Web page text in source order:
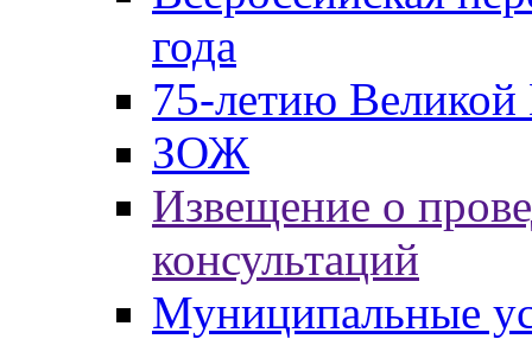
года
75-летию
ЗОЖ
Извещение о
консультаций
Муниципальные